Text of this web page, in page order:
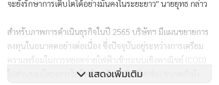
จะยังรักษาการเติบโตได้อย่างมั่นคงในระยะยาว" นายยุทธ กล่าว
สำหรับภาพการดำเนินธุรกิจในปี 2565 บริษัทฯ มีแผนขยายการ
ลงทุนในอนาคตอย่างต่อเนื่อง ซึ่งปัจจุบันอยู่ระหว่างการเตรียม
ความพร้อมในการทยอยจ่ายไฟฟ้าเข้าระบบเชิงพาณิชย์ (COD)
ในส่วนของโครงการโรงไฟฟ้าพลังลม (วินด์ฟาร์ม) ขนาดกำลัง
แสดงเพิ่มเติม